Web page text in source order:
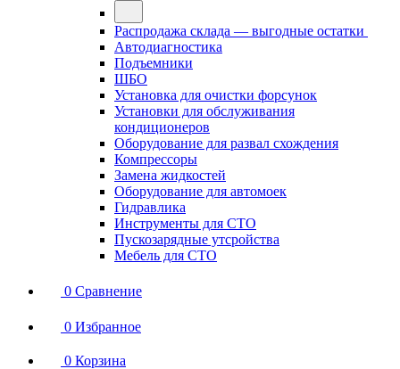
Распродажа склада — выгодные остатки
Автодиагностика
Подъемники
ШБО
Установка для очистки форсунок
Установки для обслуживания
кондиционеров
Оборудование для развал схождения
Компрессоры
Замена жидкостей
Оборудование для автомоек
Гидравлика
Инструменты для СТО
Пускозарядные утсройства
Мебель для СТО
0 Сравнение
0 Избранное
0 Корзина